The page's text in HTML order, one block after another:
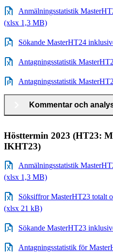
Anmälningsstatistik
(xlsx 1,3 MB)
Sökande MasterHT24
Antagningsstatistik
Antagningsstatistik
Kommentar och
Hösttermin 2023 (HT23:
IKHT23)
Anmälningsstatistik
(xlsx 1,3 MB)
Söksiffror MasterHT23 totalt
(xlsx 21 kB)
Sökande MasterHT23
Antagningsstatistik för